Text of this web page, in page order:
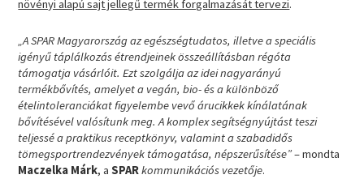
növényi alapú sajt jellegű termék forgalmazását tervezi.
„A SPAR Magyarország az egészségtudatos, illetve a speciális
igényű táplálkozás étrendjeinek összeállításban régóta
támogatja vásárlóit. Ezt szolgálja az idei nagyarányú
termékbővítés, amelyet a vegán, bio- és a különböző
ételintoleranciákat figyelembe vevő árucikkek kínálatának
bővítésével valósítunk meg. A komplex segítségnyújtást teszi
teljessé a praktikus receptkönyv, valamint a szabadidős
tömegsportrendezvények támogatása, népszerűsítése”– mondta
Maczelka Márk, aSPARkommunikációs vezetője.